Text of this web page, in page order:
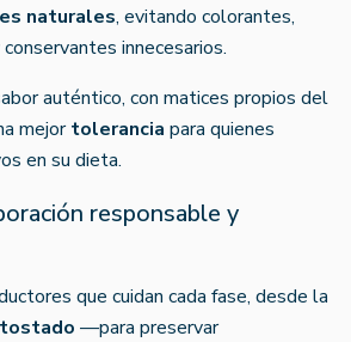
naturales, evitando colorantes,
innecesarios.
auténtico, con matices propios del
mejortolerancia para quienes
en su dieta.
responsable y
que cuidan cada fase, desde la
tostado —para preservar